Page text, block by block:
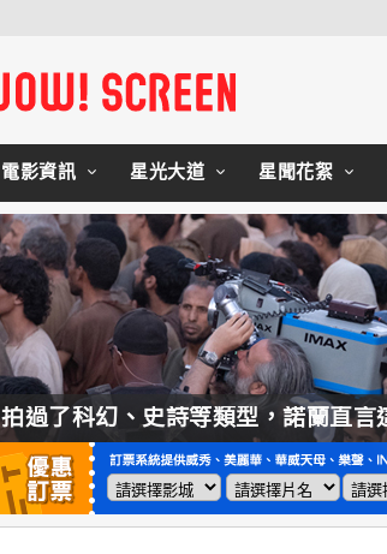
電影資訊 星光大道 星聞花絮
拍過了科幻、史詩等類型，諾蘭直言